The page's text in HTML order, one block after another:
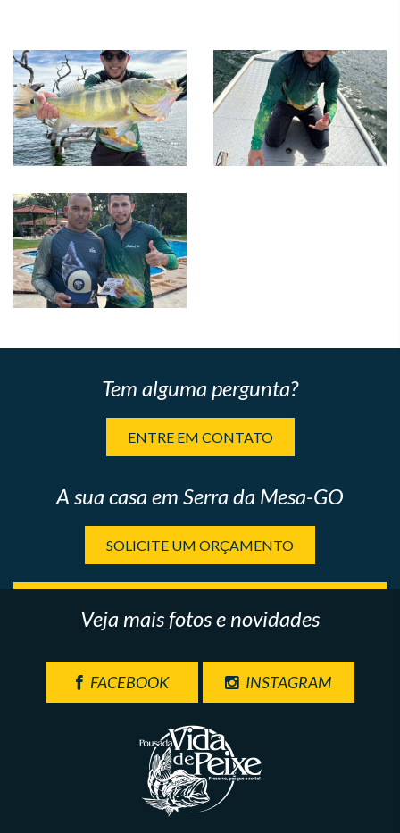
Tem alguma pergunta?
ENTRE EM CONTATO
A sua casa em Serra da Mesa-GO
SOLICITE UM ORÇAMENTO
Veja mais fotos e novidades
FACEBOOK INSTAGRAM